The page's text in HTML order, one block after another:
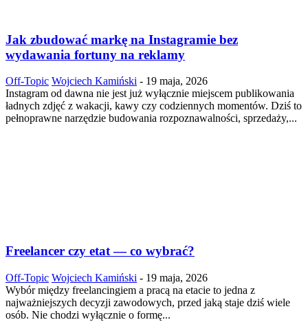
Jak zbudować markę na Instagramie bez
wydawania fortuny na reklamy
Off-Topic Wojciech Kamiński - 19 maja, 2026
Instagram od dawna nie jest już wyłącznie miejscem publikowania
ładnych zdjęć z wakacji, kawy czy codziennych momentów. Dziś to
pełnoprawne narzędzie budowania rozpoznawalności, sprzedaży,...
Freelancer czy etat — co wybrać?
Off-Topic Wojciech Kamiński - 19 maja, 2026
Wybór między freelancingiem a pracą na etacie to jedna z
najważniejszych decyzji zawodowych, przed jaką staje dziś wiele
osób. Nie chodzi wyłącznie o formę...